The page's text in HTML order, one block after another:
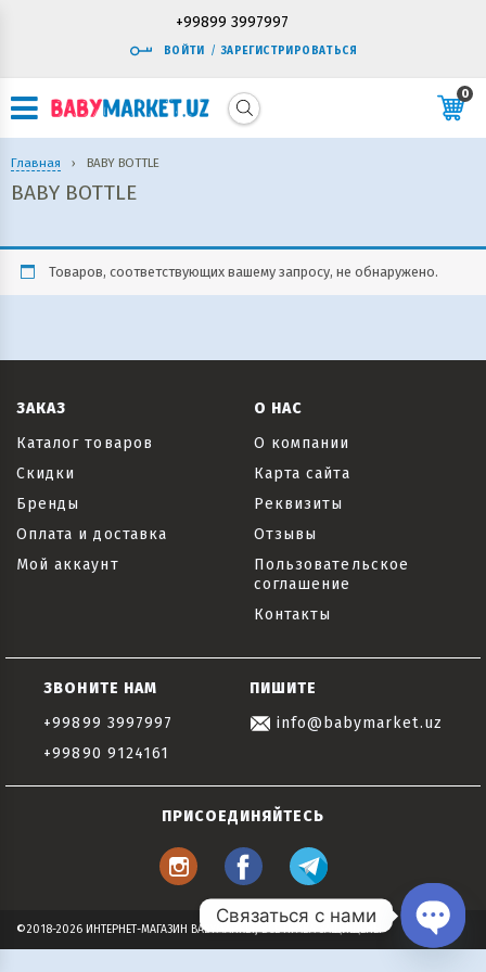
+99899 3997997
ВОЙТИ / ЗАРЕГИСТРИРОВАТЬСЯ
0
Главная › BABY BOTTLE
BABY BOTTLE
Товаров, соответствующих вашему запросу, не обнаружено.
ЗАКАЗ
Каталог товаров
Скидки
Бренды
Оплата и доставка
Мой аккаунт
О НАС
О компании
Карта сайта
Реквизиты
Отзывы
Пользовательское
соглашение
Контакты
ЗВОНИТЕ НАМ
+99899 3997997
+99890 9124161
ПИШИТЕ
info@babymarket.uz
ПРИСОЕДИНЯЙТЕСЬ
©2018-2026 ИНТЕРНЕТ-МАГАЗИН BABYMARKET, ВСЕ ПРАВА ЗАЩИЩЕНЫ
Связаться с нами
Open